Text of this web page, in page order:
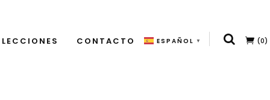
CONTACTO ESPAÑOL ▼ (0)